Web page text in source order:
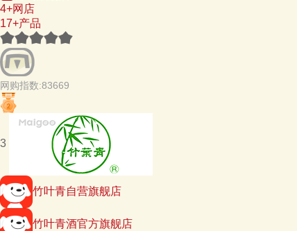
4+网店
17+产品
网购指数:83669
3
竹叶青自营旗舰店
竹叶青酒官方旗舰店